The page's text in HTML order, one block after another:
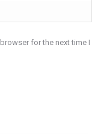
for the next time I